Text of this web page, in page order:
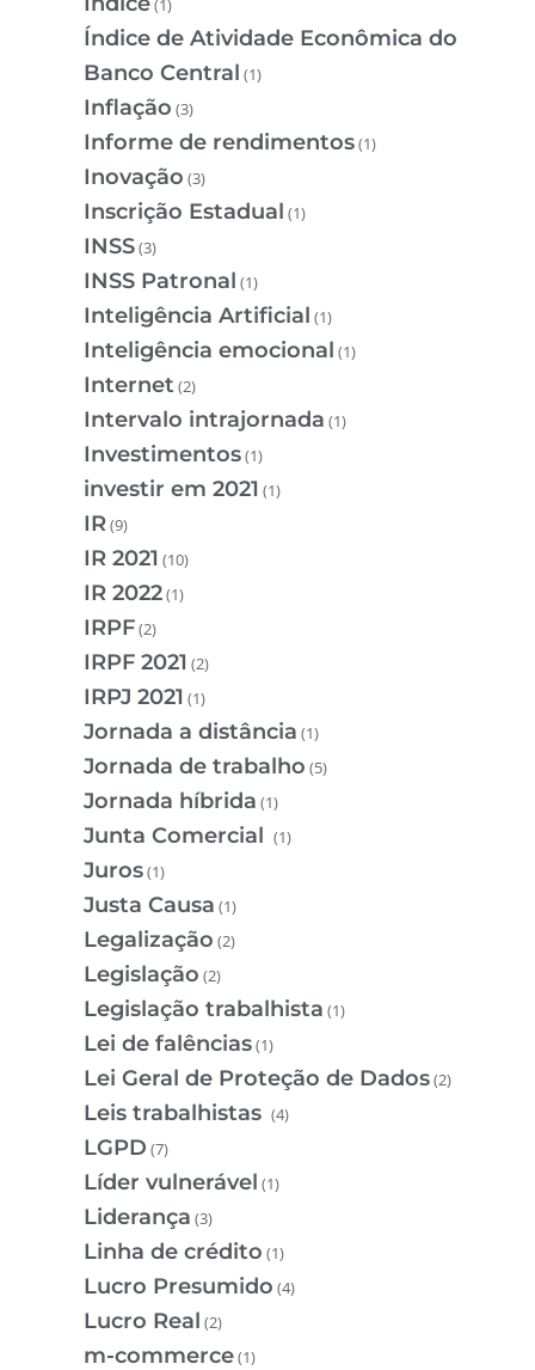
(1)
Índice de Atividade Econômica do
Banco Central (1)
Inflação (3)
Informe de rendimentos(1)
Inovação (3)
Inscrição Estadual (1)
INSS(3)
INSS Patronal (1)
Inteligência Artificial (1)
Inteligência emocional (1)
Internet (2)
Intervalo intrajornada (1)
Investimentos(1)
investir em 2021 (1)
IR(9)
IR 2021 (10)
IR 2022(1)
IRPF(2)
IRPF 2021 (2)
IRPJ 2021 (1)
Jornada a distância (1)
Jornada de trabalho (5)
Jornada híbrida (1)
Junta Comercial (1)
Juros(1)
Justa Causa (1)
Legalização (2)
Legislação (2)
Legislação trabalhista (1)
Lei de falências(1)
Lei Geral de Proteção de Dados(2)
Leis trabalhistas (4)
LGPD (7)
Líder vulnerável (1)
Liderança (3)
Linha de crédito (1)
Lucro Presumido (4)
Lucro Real (2)
m-commerce(1)